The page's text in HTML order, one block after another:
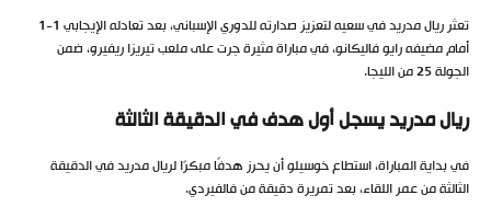
تعثر ريال مدريد في سعيه لتعزيز صدارته للدوري الإسباني، بعد تعادله الإيجابي 1-1
أمام مضيفه رايو فاليكانو، في مباراة مثيرة جرت على ملعب تيريزا ريفيرو، ضمن
الجولة 25 من الليجا.
ريال مدريد يسجل أول هدف في الدقيقة الثالثة
في بداية المباراة، استطاع خوسيلو أن يحرز هدفًا مبكرًا لريال مدريد في الدقيقة
الثالثة من عمر اللقاء، بعد تمريرة دقيقة من فالفيردي.